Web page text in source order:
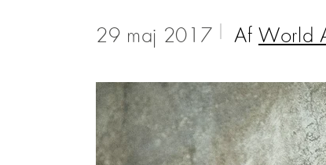
29 maj 2017 Af World